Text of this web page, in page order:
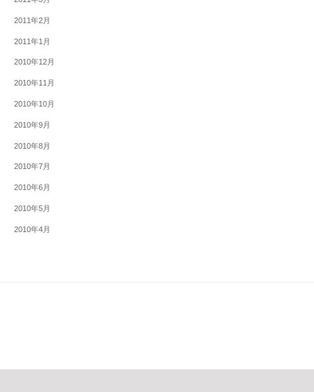
2011年2月
2011年1月
2010年12月
2010年11月
2010年10月
2010年9月
2010年8月
2010年7月
2010年6月
2010年5月
2010年4月